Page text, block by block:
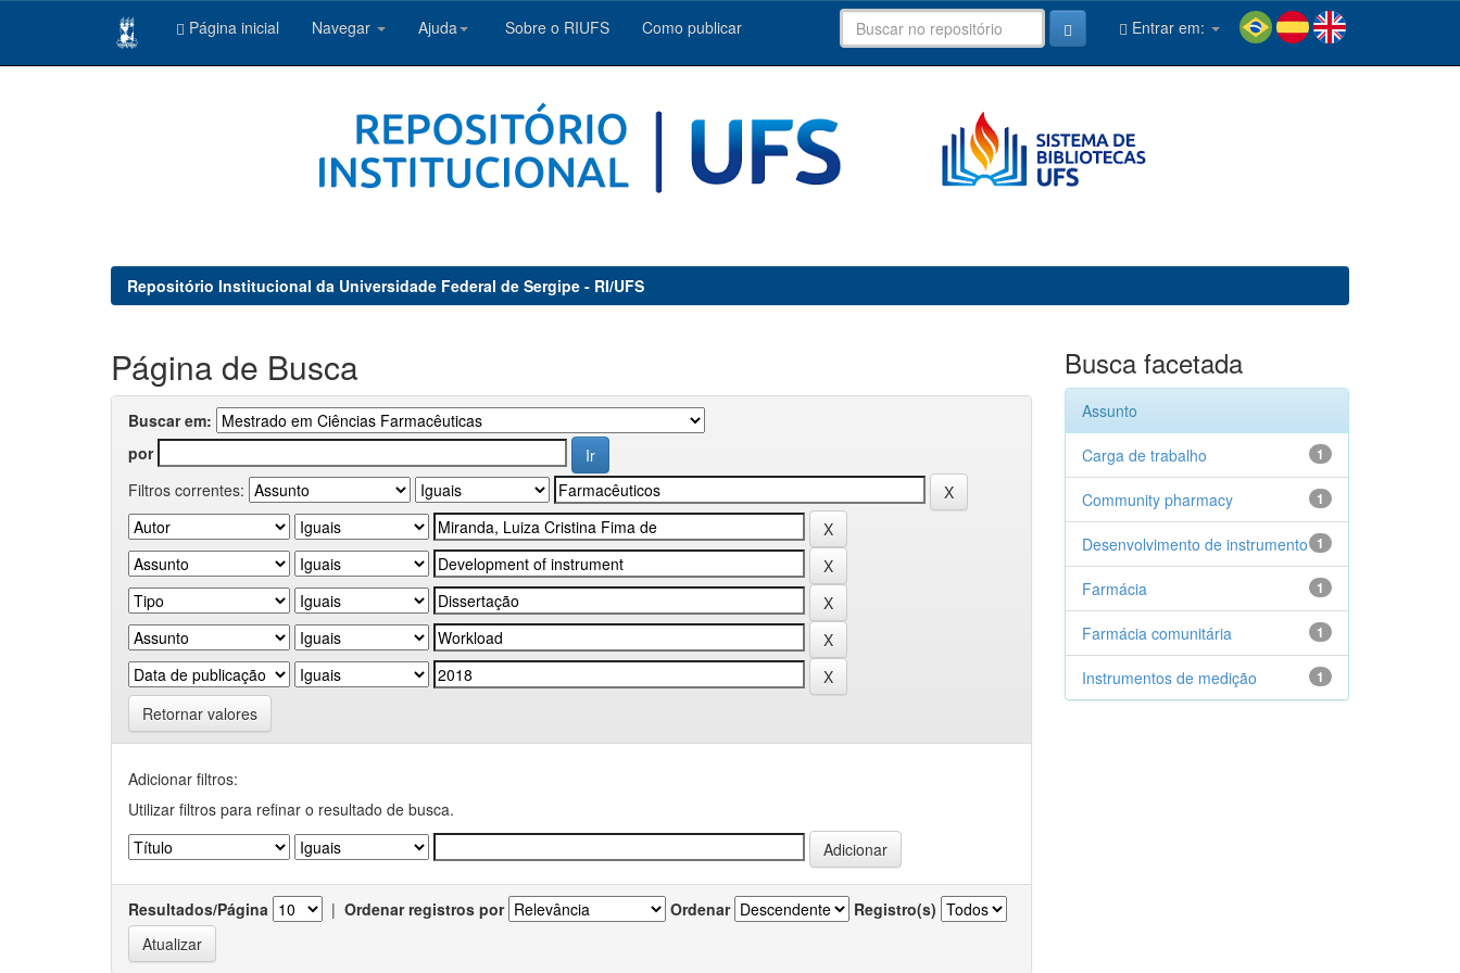
Página inicial Navegar Ajuda Sobre o RIUFS Como publicar Entrar em:
Repositório Institucional da Universidade Federal de Sergipe - RI/UFS
Página de Busca
Buscar em:
por
Filtros correntes:
Retornar valores
Adicionar filtros:
Utilizar filtros para refinar o resultado de busca.
Resultados/Página | Ordenar registros por Ordenar Registro(s)
Busca facetada
Assunto
1
Carga de trabalho
1
Community pharmacy
1
Desenvolvimento de instrumento
1
Farmácia
1
Farmácia comunitária
1
Instrumentos de medição